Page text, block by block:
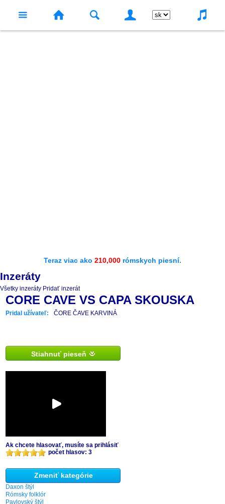
Teraz viac ako 210,000 rómskych piesní.
Inzeráty
Všetky inzeráty Pridať inzerát
CORE CAVE VS CAPA SKOUSKA
Pridal užívateľ: ČORE ČAVE KARVINÁ
Stiahnuť pieseň
Ak chcete hlasovať, musíte sa prihlásiť
počet hlasov: 3
Zmeniť kategórie
Daxon štýl
Rómsky folklór
Pavlovský štýl